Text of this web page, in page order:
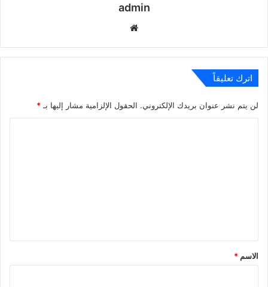
admin
اترك تعليقاً
لن يتم نشر عنوان بريدك الإلكتروني. الحقول الإلزامية مشار إليها بـ *
*
الاسم *